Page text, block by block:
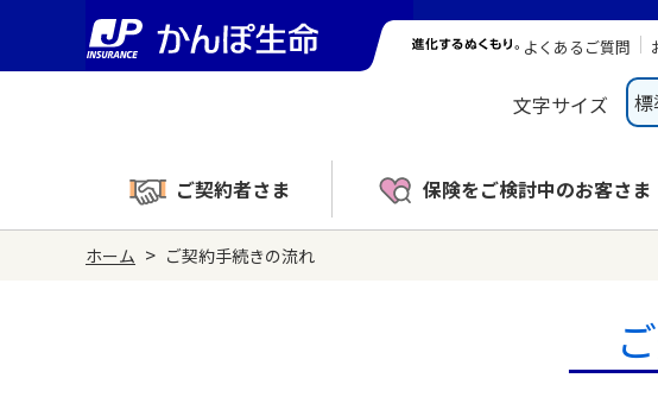
よくあるご質問
文字サイズ
ご契約者さま 保険をご検討中のお客さま
ホーム > ご契約手続きの流れ